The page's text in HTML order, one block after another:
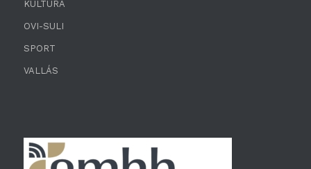
KULTÚRA
OVI-SULI
SPORT
VALLÁS